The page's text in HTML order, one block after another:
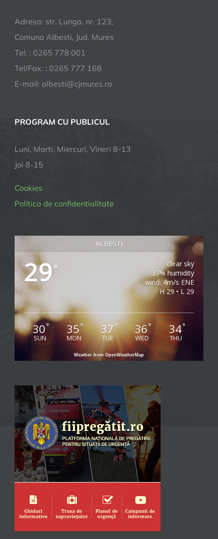
Adresa: str. Lunga, nr. 123,
Comuna Albesti, Jud. Mures
Tel: : 0265 778 001
Tel/Fax: : 0265 777 168
E-mail: albesti@cjmures.ro
PROGRAM CU PUBLICUL
Luni, Marti, Miercuri, Vineri 8-13
Joi 8-15
Cookies
Politica de confidentialitate
ALBESTI
29°
clear sky
37% humidity
wind: 4m/s ENE
H 29 • L 29
30°
SUN
35°
MON
37°
TUE
36°
WED
34°
THU
Weather from OpenWeatherMap